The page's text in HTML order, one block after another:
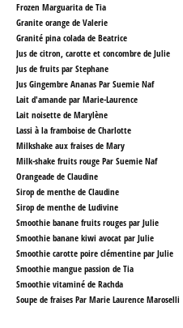
Frozen Marguarita de Tia
Granite orange de Valerie
Granité pina colada de Beatrice
Jus de citron, carotte et concombre de Julie
Jus de fruits par Stephane
Jus Gingembre Ananas Par Suemie Naf
Lait d'amande par Marie-Laurence
Lait noisette de Marylène
Lassi à la framboise de Charlotte
Milkshake aux fraises de Mary
Milk-shake fruits rouge Par Suemie Naf
Orangeade de Claudine
Sirop de menthe de Claudine
Sirop de menthe de Ludivine
Smoothie banane fruits rouges par Julie
Smoothie banane kiwi avocat par Julie
Smoothie carotte poire clémentine par Julie
Smoothie mangue passion de Tia
Smoothie vitaminé de Rachda
Soupe de fraises Par Marie Laurence Maroselli